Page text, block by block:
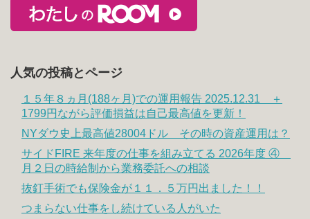
人気の投稿とページ
１５年８ヵ月(188ヶ月)での運用報告 2025.12.31 ＋
1799円ながら評価損益は自己最高値を更新！
NYダウ史上最高値28004ドル その時の資産運用は？
サイドFIRE 来年度の仕事を組み立てる 2026年度 ④
月２日の時給制から業務委託への相談
抜釘手術でも保険金が１１．５万円出ました！！
つまらない仕事をし続けている人がいた